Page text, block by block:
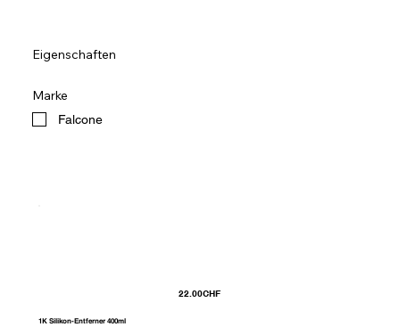
Eigenschaften
Marke
Falcone
22.00CHF
1K Silikon-Entferner 400ml